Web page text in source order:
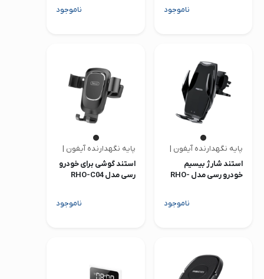
ناموجود
ناموجود
پایه نگهدارنده آیفون | رسی
استند شارژ بیسیم
خودرو رسی مدل RHO-
ناموجود
پایه نگهدارنده آیفون | رسی
استند گوشی برای خودرو
رسی مدل RHO-C04
ناموجود